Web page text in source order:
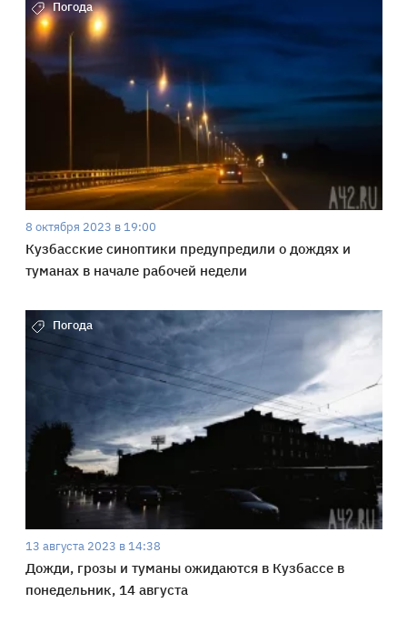
Погода
8 октября 2023 в 19:00
Кузбасские синоптики предупредили о дождях и
туманах в начале рабочей недели
Погода
13 августа 2023 в 14:38
Дожди, грозы и туманы ожидаются в Кузбассе в
понедельник, 14 августа